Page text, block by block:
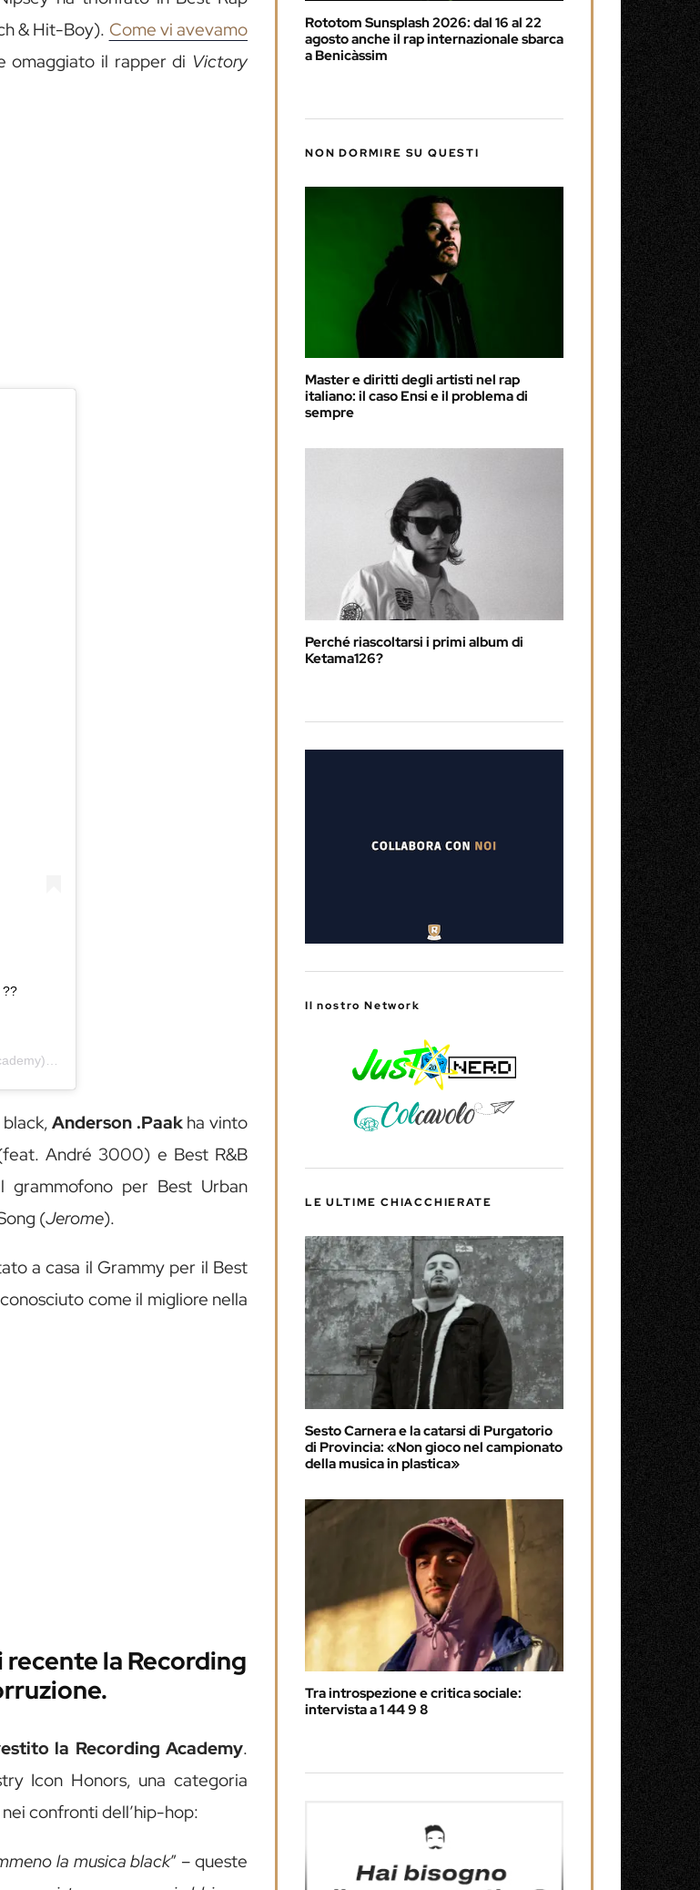
& Hit-Boy). Come vi avevamo
omaggiato il rapper di Victory
??
in data:
black,Anderson .Paakha vinto
André 3000) e Best R&B
per Best Urban
(Jerome).
a casa il Grammy per il Best
come il migliore nella
la Recording
la Recording Academy.
Icon Honors, una categoria
confronti dell’hip-hop:
la musica black” – queste
Rototom Sunsplash 2026: dal 16 al 22
agosto anche il rap internazionale sbarca
a Benicàssim
NON DORMIRE SU QUESTI
Master e diritti degli artisti nel rap
italiano: il caso Ensi e il problema di
sempre
Perché riascoltarsi i primi album di
Ketama126?
Il nostro Network
LE ULTIME CHIACCHIERATE
Sesto Carnera e la catarsi di Purgatorio
di Provincia: «Non gioco nel campionato
della musica in plastica»
Tra introspezione e critica sociale:
intervista a 1 44 9 8